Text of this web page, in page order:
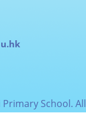
School. All